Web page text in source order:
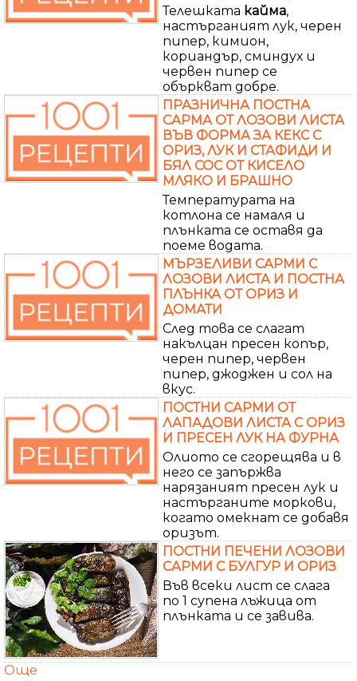
Телешката кайма,
настърганият лук, черен
пипер, кимион,
кориандър, сминдух и
червен пипер се
объркват добре.
ПРАЗНИЧНА ПОСТНА
САРМА ОТ ЛОЗОВИ ЛИСТА
ВЪВ ФОРМА ЗА КЕКС С
ОРИЗ, ЛУК И СТАФИДИ И
БЯЛ СОС ОТ КИСЕЛО
МЛЯКО И БРАШНО
Температурата на
котлона се намаля и
плънката се оставя да
поеме водата.
МЪРЗЕЛИВИ САРМИ С
ЛОЗОВИ ЛИСТА И ПОСТНА
ПЛЪНКА ОТ ОРИЗ И
ДОМАТИ
След това се слагат
накълцан пресен копър,
черен пипер, червен
пипер, джоджен и сол на
вкус.
ПОСТНИ САРМИ ОТ
ЛАПАДОВИ ЛИСТА С ОРИЗ
И ПРЕСЕН ЛУК НА ФУРНА
Олиото се сгорещява и в
него се запържва
нарязаният пресен лук и
настърганите моркови,
когато омекнат се добавя
оризът.
ПОСТНИ ПЕЧЕНИ ЛОЗОВИ
САРМИ С БУЛГУР И ОРИЗ
Във всеки лист се слага
по 1 супена лъжица от
плънката и се завива.
Още